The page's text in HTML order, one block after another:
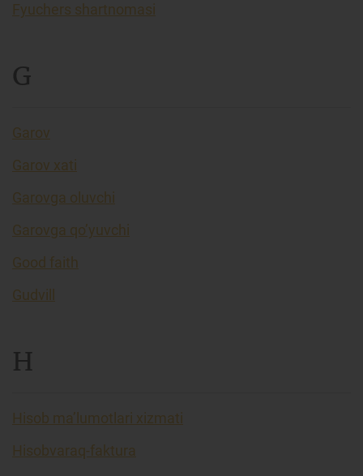
Fyuchers shartnomasi
G
Garov
Garov xati
Garovga oluvchi
Garovga qo’yuvchi
Good faith
Gudvill
H
Hisob ma’lumotlari xizmati
Hisobvaraq-faktura